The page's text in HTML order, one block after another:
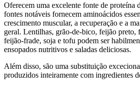
Oferecem uma excelente fonte de proteína
fontes notáveis fornecem aminoácidos
crescimento muscular, a recuperação e a
geral. Lentilhas, grão-de-bico, feijão preto,
feijão-frade, soja e tofu podem ser
ensopados nutritivos e saladas deliciosas.
Além disso, são uma substituição
produzidos inteiramente com ingredientes